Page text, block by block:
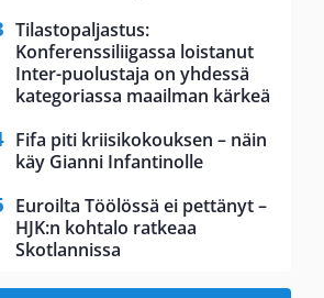
Tilastopaljastus:
Konferenssiliigassa loistanut
Inter-puolustaja on yhdessä
kategoriassa maailman kärkeä
Fifa piti kriisikokouksen – näin
käy Gianni Infantinolle
Euroilta Töölössä ei pettänyt –
HJK:n kohtalo ratkeaa
Skotlannissa